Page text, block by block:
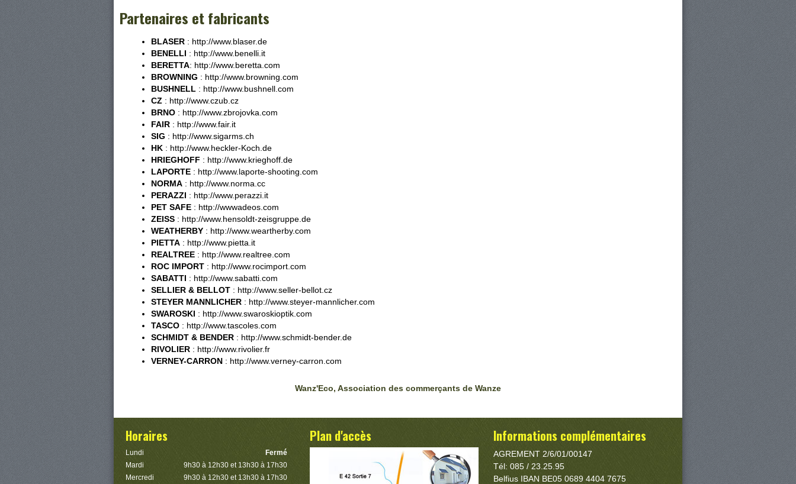
Partenaires et fabricants
BLASER : http://www.blaser.de
BENELLI : http://www.benelli.it
BERETTA: http://www.beretta.com
BROWNING : http://www.browning.com
BUSHNELL : http://www.bushnell.com
CZ : http://www.czub.cz
BRNO : http://www.zbrojovka.com
FAIR : http://www.fair.it
SIG : http://www.sigarms.ch
HK : http://www.heckler-Koch.de
HRIEGHOFF : http://www.krieghoff.de
LAPORTE : http://www.laporte-shooting.com
NORMA : http://www.norma.cc
PERAZZI : http://www.perazzi.it
PET SAFE : http://wwwadeos.com
ZEISS : http://www.hensoldt-zeisgruppe.de
WEATHERBY : http://www.weartherby.com
PIETTA : http://www.pietta.it
REALTREE : http://www.realtree.com
ROC IMPORT : http://www.rocimport.com
SABATTI : http://www.sabatti.com
SELLIER & BELLOT : http://www.seller-bellot.cz
STEYER MANNLICHER : http://www.steyer-mannlicher.com
SWAROSKI : http://www.swaroskioptik.com
TASCO : http://www.tascoles.com
SCHMIDT & BENDER : http://www.schmidt-bender.de
RIVOLIER : http://www.rivolier.fr
VERNEY-CARRON : http://www.verney-carron.com
Wanz'Eco, Association des commerçants de Wanze
Horaires
Lundi
Fermé
Mardi
9h30 à 12h30 et 13h30 à 17h30
Mercredi
9h30 à 12h30 et 13h30 à 17h30
Plan d'accès Informations complémentaires
AGREMENT 2/6/01/00147
Tél: 085 / 23.25.95
Belfius IBAN BE05 0689 4404 7675